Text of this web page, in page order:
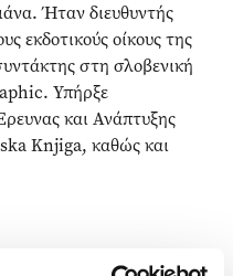
Ήταν διευθυντής
εκδοτικούς οίκους της
στη σλοβενική
Υπήρξε
και Ανάπτυξης
Knjiga, καθώς και